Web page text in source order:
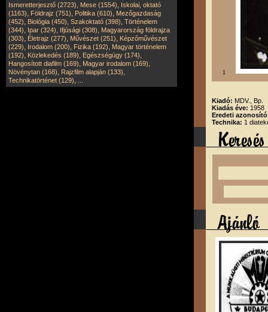
Ismeretterjesztő (2723), Mese (1554), Iskolai, oktató
(1163), Földrajz (751), Politika (610), Mezőgazdaság
(452), Biológia (450), Szakoktató (398), Történelem
(344), Ipar (324), Ifjúsági (308), Magyarország földrajza
(303), Életrajz (277), Művészet (251), Képzőművészet
(229), Irodalom (200), Fizika (192), Magyar történelem
(192), Közlekedés (189), Egészségügy (174),
Hangosított diafilm (169), Magyar irodalom (169),
Növénytan (168), Rajzfilm alapján (133),
Technikatörténet (129),
1
Kiadó: MDV., Bp.
Kiadás éve: 1958
Eredeti
Technika: 1